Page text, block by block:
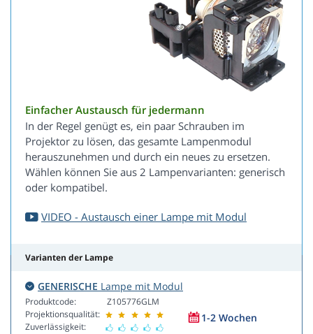
Einfacher Austausch für jedermann
In der Regel genügt es, ein paar Schrauben im
Projektor zu lösen, das gesamte Lampenmodul
herauszunehmen und durch ein neues zu ersetzen.
Wählen können Sie aus 2 Lampenvarianten: generisch
oder kompatibel.
VIDEO - Austausch einer Lampe mit Modul
Varianten der Lampe
GENERISCHE Lampe mit Modul
Produktcode:
Projektionsqualität:
Zuverlässigkeit:
Z105776GLM
1-2 Wochen